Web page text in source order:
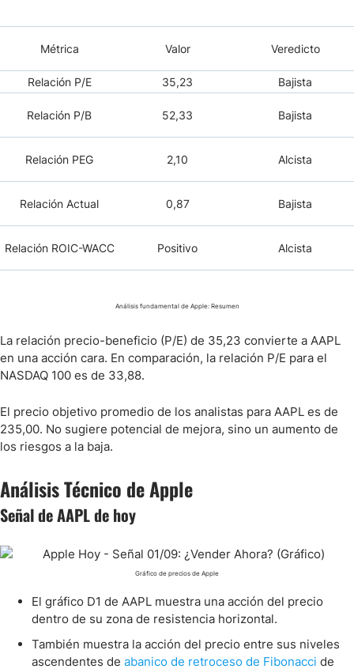
Métrica Valor Veredicto
Relación P/E 35,23 Bajista
Relación P/B 52,33 Bajista
Relación PEG 2,10 Alcista
Relación Actual 0,87 Bajista
Relación ROIC-WACC Positivo Alcista
Análisis fundamental de Apple: Resumen
La relación precio-beneficio (P/E) de 35,23 convierte a AAPL
en una acción cara. En comparación, la relación P/E para el
NASDAQ 100 es de 33,88.
El precio objetivo promedio de los analistas para AAPL es de
235,00. No sugiere potencial de mejora, sino un aumento de
los riesgos a la baja.
Análisis Técnico de Apple
Señal de AAPL de hoy
Gráfico de precios de Apple
El gráfico D1 de AAPL muestra una acción del precio
dentro de su zona de resistencia horizontal.
También muestra la acción del precio entre sus niveles
ascendentes de abanico de retroceso de Fibonacci de